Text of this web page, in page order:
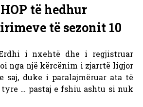
të hedhur
të sezonit 10
i nxehtë dhe i regjistruar
nga një kërcënim i zjarrtë ligjor
saj, duke i paralajmëruar ata të
tyre … pastaj e fshiu ashtu si nuk